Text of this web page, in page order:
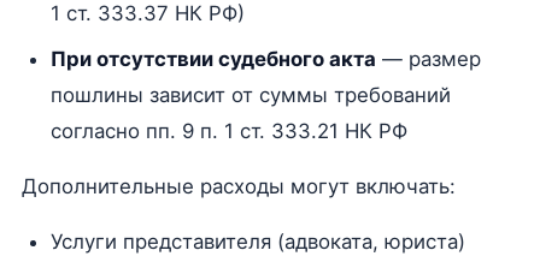
1 ст. 333.37 НК РФ)
При отсутствии судебного акта — размер
пошлины зависит от суммы требований
согласно пп. 9 п. 1 ст. 333.21 НК РФ
Дополнительные расходы могут включать:
Услуги представителя (адвоката, юриста)